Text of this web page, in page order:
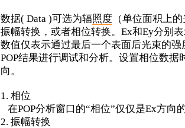
数据( Data )可选为辐照度 （单位面积上
振幅转换，或者相位转换。Ex和Ey分别
数值仅表示通过最后一个表面后光束的
POP结果进行调试和分析。设置相位数
向。
1. 相位
在POP分析窗口的“相位”仅仅是Ex方
2. 振幅转换